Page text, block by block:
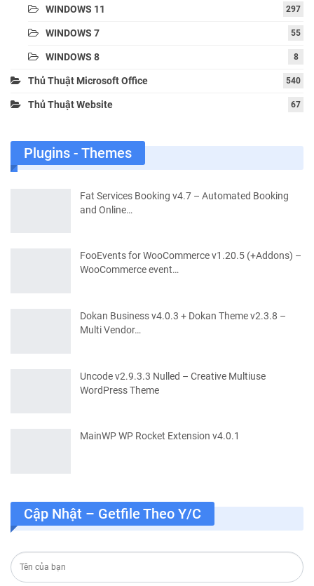
WINDOWS 11 297
WINDOWS 7 55
WINDOWS 8 8
Thủ Thuật Microsoft Office 540
Thủ Thuật Website 67
Plugins - Themes
Fat Services Booking v4.7 – Automated Booking
and Online…
FooEvents for WooCommerce v1.20.5 (+Addons) –
WooCommerce event…
Dokan Business v4.0.3 + Dokan Theme v2.3.8 –
Multi Vendor…
Uncode v2.9.3.3 Nulled – Creative Multiuse
WordPress Theme
MainWP WP Rocket Extension v4.0.1
Cập Nhật – Getfile Theo Y/c